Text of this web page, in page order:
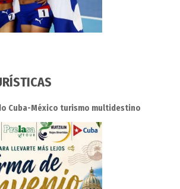
Cuba-México turismo multidestino